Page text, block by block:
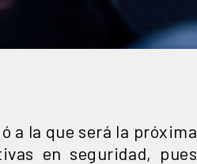
a la que será la próxima
en seguridad, pues